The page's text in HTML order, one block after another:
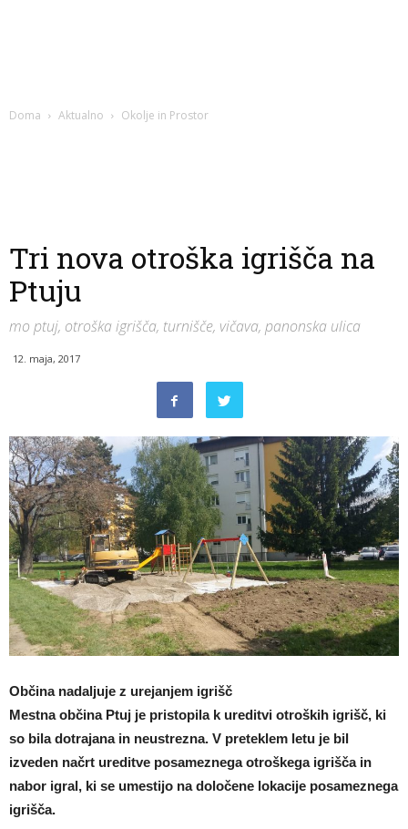
Doma Aktualno Okolje in Prostor
Tri nova otroška igrišča na
Ptuju
mo ptuj, otroška igrišča, turnišče, vičava, panonska ulica
12. maja, 2017
Občina nadaljuje z urejanjem igrišč
Mestna občina Ptuj je pristopila k ureditvi otroških igrišč, ki
so bila dotrajana in neustrezna. V preteklem letu je bil
izveden načrt ureditve posameznega otroškega igrišča in
nabor igral, ki se umestijo na določene lokacije posameznega
igrišča.